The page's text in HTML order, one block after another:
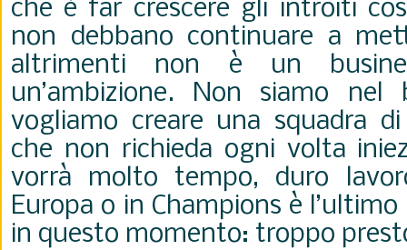
che è far crescere gli introiti
non debbano continuare a
altrimenti non è un
un’ambizione. Non siamo nel
vogliamo creare una squadra
che non richieda ogni volta
vorrà molto tempo, duro
Europa o in Champions è
in questo momento: troppo